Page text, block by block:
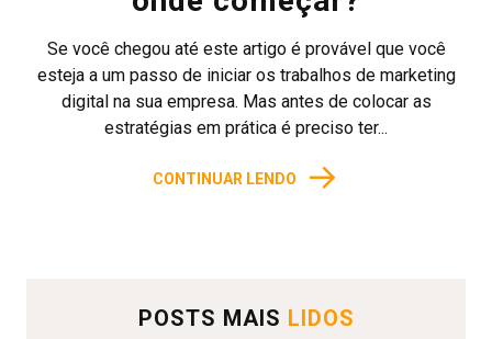
Se você chegou até este artigo é provável que você
esteja a um passo de iniciar os trabalhos de marketing
digital na sua empresa. Mas antes de colocar as
estratégias em prática é preciso ter...
CONTINUAR LENDO →
POSTS MAIS LIDOS